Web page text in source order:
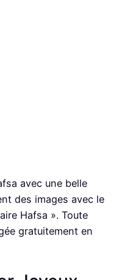
avec une belle
des images avec le
Hafsa ». Toute
gratuitement en